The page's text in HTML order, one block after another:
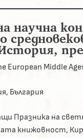
научна
European Middle
България
Празника на
книжовност,